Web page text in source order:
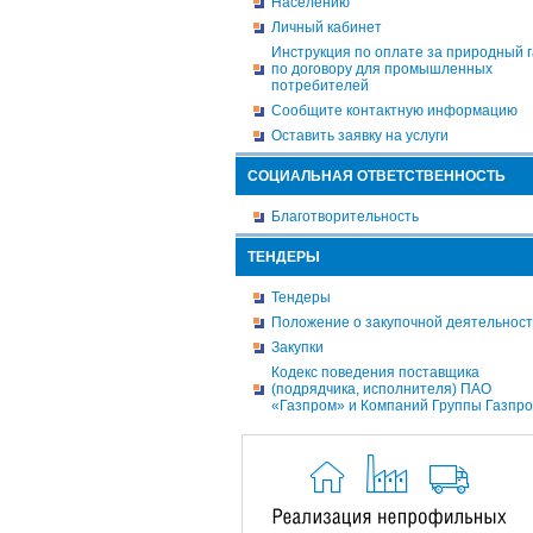
Личный кабинет
Инструкция по оплате за природный
по договору для промышленных
потребителей
Сообщите контактную информацию
Оставить заявку на услуги
СОЦИАЛЬНАЯ ОТВЕТСТВЕННОСТЬ
Благотворительность
ТЕНДЕРЫ
Тендеры
Положение о закупочной
Закупки
Кодекс поведения поставщика
(подрядчика, исполнителя) ПАО
«Газпром» и Компаний Группы